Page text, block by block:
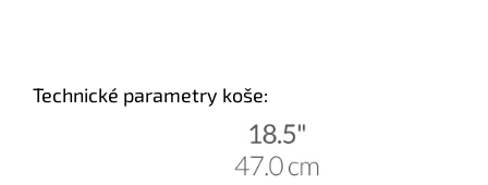
Technické parametry koše: